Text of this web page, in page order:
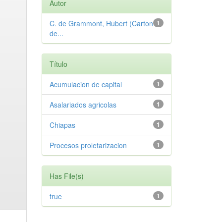
Autor
1
C. de Grammont, Hubert (Carton
de...
Título
1
Acumulacion de capital
1
Asalariados agricolas
1
Chiapas
1
Procesos proletarizacion
Has File(s)
1
true